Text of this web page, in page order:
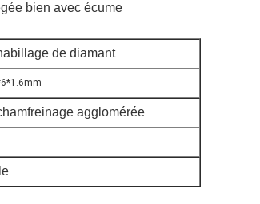
bien avec écume
de diamant
agglomérée